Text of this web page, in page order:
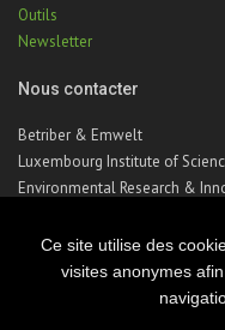
Ce site utilise des
visites anonymes
Outils
Newsletter
Nous contacter
Betriber & Emwelt
Luxembourg Institute of
Environmental Research &
Téléphone : +352 275 888 – 1
Email :betriber-emwelt@list.lu